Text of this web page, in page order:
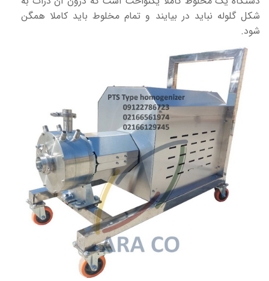
شکل گلوله نباید در بیایند و تمام مخلوط باید کاملا همگن
شود.